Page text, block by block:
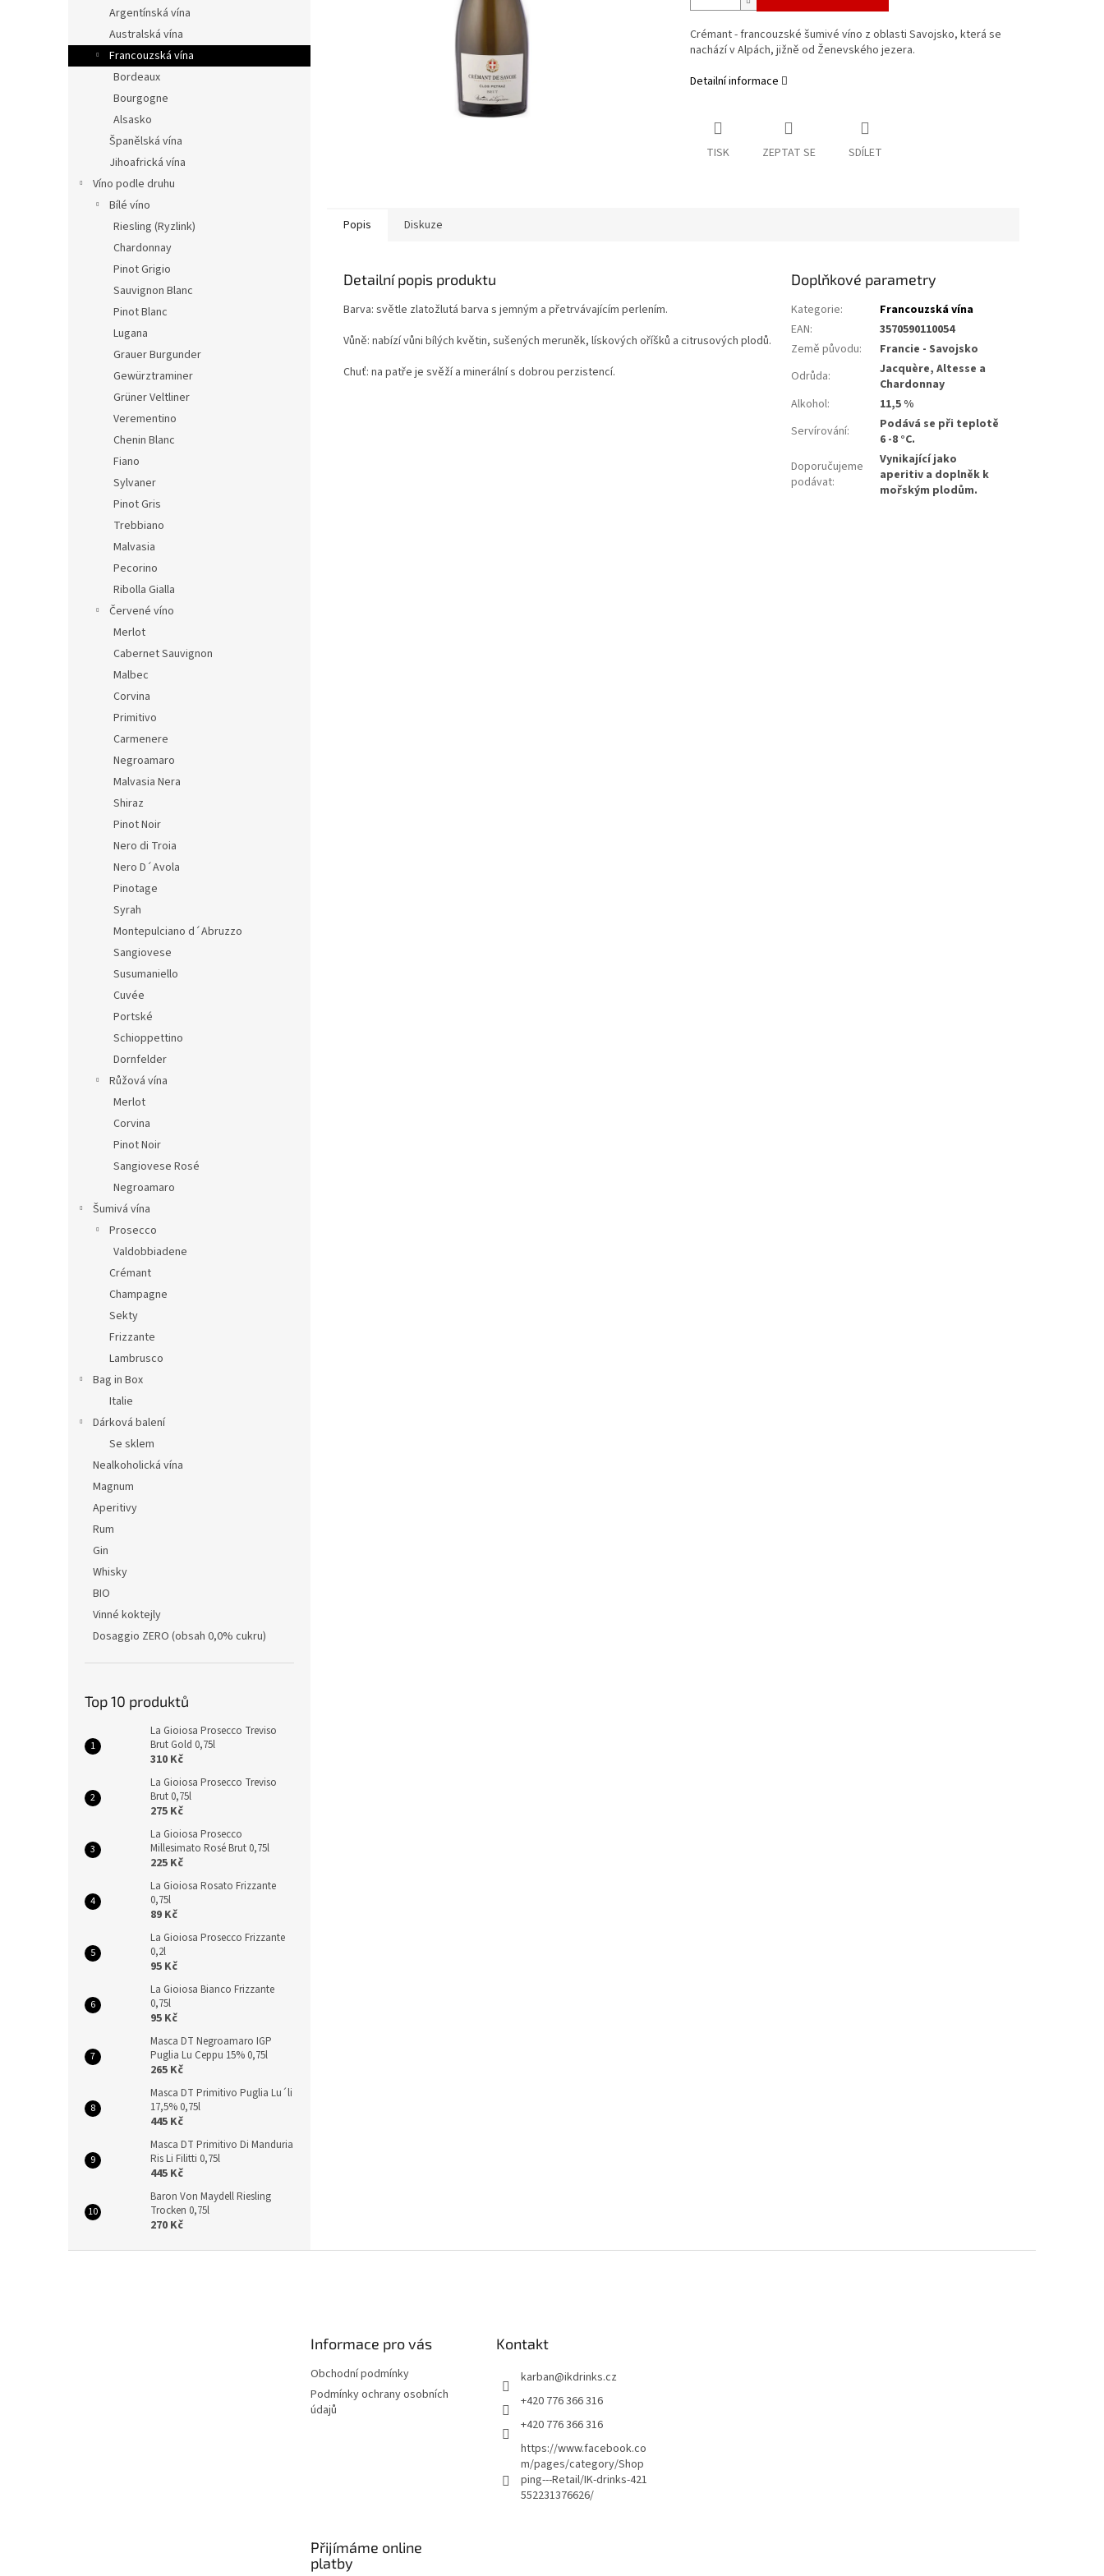
l
Argentínská vína
Australská vína
Francouzská vína
Bordeaux
Bourgogne
Alsasko
Španělská vína
Jihoafrická vína
Víno podle druhu
Bílé víno
Riesling (Ryzlink)
Chardonnay
Pinot Grigio
Sauvignon Blanc
Pinot Blanc
Lugana
Grauer Burgunder
Gewürztraminer
Grüner Veltliner
Verementino
Chenin Blanc
Fiano
Sylvaner
Pinot Gris
Trebbiano
Malvasia
Pecorino
Ribolla Gialla
Červené víno
Merlot
Cabernet Sauvignon
Malbec
Corvina
Primitivo
Carmenere
Negroamaro
Malvasia Nera
Shiraz
Pinot Noir
Nero di Troia
Nero D´Avola
Pinotage
Syrah
Montepulciano d´Abruzzo
Sangiovese
Susumaniello
Cuvée
Portské
Schioppettino
Dornfelder
Růžová vína
Merlot
Corvina
Pinot Noir
Sangiovese Rosé
Negroamaro
Šumivá vína
Prosecco
Valdobbiadene
Crémant
Champagne
Sekty
Frizzante
Lambrusco
Bag in Box
Italie
Dárková balení
Se sklem
Nealkoholická vína
Magnum
Aperitivy
Rum
Gin
Whisky
BIO
Vinné koktejly
Dosaggio ZERO (obsah 0,0% cukru)
Top 10 produktů
La Gioiosa Prosecco Treviso
Brut Gold 0,75l
310 Kč
La Gioiosa Prosecco Treviso
Brut 0,75l
275 Kč
La Gioiosa Prosecco
Millesimato Rosé Brut 0,75l
225 Kč
La Gioiosa Rosato Frizzante
0,75l
89 Kč
La Gioiosa Prosecco Frizzante
0,2l
95 Kč
La Gioiosa Bianco Frizzante
0,75l
95 Kč
Masca DT Negroamaro IGP
Puglia Lu Ceppu 15% 0,75l
265 Kč
Masca DT Primitivo Puglia Lu´li
17,5% 0,75l
445 Kč
Masca DT Primitivo Di Manduria
Ris Li Filitti 0,75l
445 Kč
Baron Von Maydell Riesling
Trocken 0,75l
270 Kč
Crémant - francouzské šumivé víno z oblasti Savojsko, která se
nachází v Alpách, jižně od Ženevského jezera.
Detailní informace
TISK ZEPTAT SE SDÍLET
Popis Diskuze
Detailní popis produktu
Barva: světle zlatožlutá barva s jemným a přetrvávajícím perlením.
Vůně: nabízí vůni bílých květin, sušených meruněk, lískových oříšků a citrusových plodů.
Chuť: na patře je svěží a minerální s dobrou perzistencí.
Doplňkové parametry
Kategorie:
Francouzská vína
EAN:
3570590110054
Země původu:
Francie - Savojsko
Odrůda:
Jacquère, Altesse a
Chardonnay
Alkohol:
11,5 %
Servírování:
Podává se při teplotě
6 -8 °C.
Doporučujeme
podávat:
Vynikající jako
aperitiv a doplněk k
mořským plodům.
Informace pro vás
Obchodní podmínky
Podmínky ochrany osobních
údajů
Kontakt
karban@ikdrinks.cz
+420 776 366 316
+420 776 366 316
https://www.facebook.co
m/pages/category/Shop
ping---Retail/IK-drinks-421
552231376626/
Přijímáme online
platby